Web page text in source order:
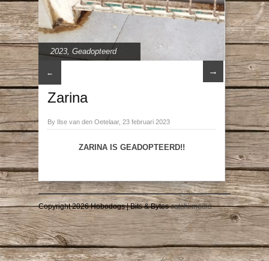
2023 Geadopteerd
← →
Zarina
By Ilse van den Oetelaar, 23 februari 2023
ZARINA IS GEADOPTEERD!!
Copyright 2026 Hobodogs | Bits & Bytescatchi media